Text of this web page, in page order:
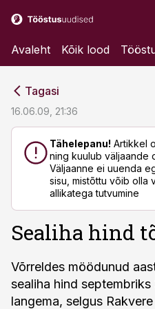
Avaleht Kõik lood
Tagasi
16.06.09, 21:36
Tähelepanu! Artikkel
ning kuulub väljaande
Väljaanne ei uuenda
sisu, mistõttu võib olla
allikatega tutvumine
Sealiha hind
Võrreldes möödunud
sealiha hind
langema, selgus Rakvere